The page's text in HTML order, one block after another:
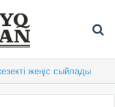
жеңіс сыйлады